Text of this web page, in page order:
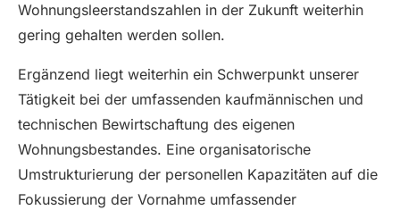
Wohnungsleerstandszahlen in der Zukunft weiterhin
gering gehalten werden sollen.
Ergänzend liegt weiterhin ein Schwerpunkt unserer
Tätigkeit bei der umfassenden kaufmännischen und
technischen Bewirtschaftung des eigenen
Wohnungsbestandes. Eine organisatorische
Umstrukturierung der personellen Kapazitäten auf die
Fokussierung der Vornahme umfassender